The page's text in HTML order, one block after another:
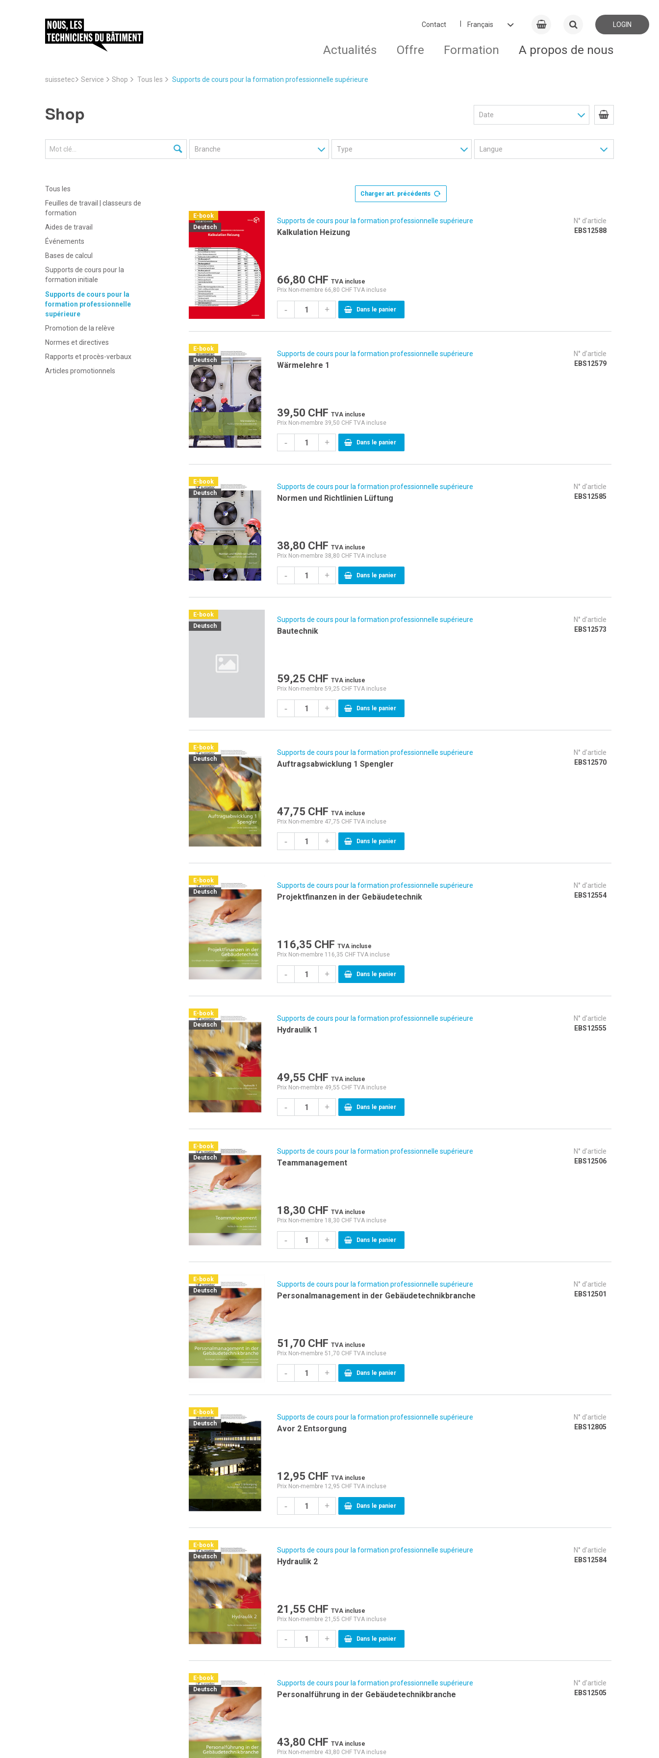
Contact LOGIN
Actualités Offre Formation A propos de nous
suissetec Service Shop Tous les Supports de cours pour la formation professionnelle supérieure
Shop
Tous les
Feuilles de travail | classeurs de
formation
Aides de travail
Événements
Bases de calcul
Supports de cours pour la
formation initiale
Supports de cours pour la
formation professionnelle
supérieure
Promotion de la relève
Normes et directives
Rapports et procès-verbaux
Articles promotionnels
Charger art. précédents
N° d’article
EBS12588
E-book
Deutsch
Supports de cours pour la formation professionnelle supérieure
Kalkulation Heizung
66,80 CHF TVA incluse
Prix Non-membre 66,80 CHF TVA incluse
- + Dans le panier
N° d’article
EBS12579
E-book
Deutsch
Supports de cours pour la formation professionnelle supérieure
Wärmelehre 1
39,50 CHF TVA incluse
Prix Non-membre 39,50 CHF TVA incluse
- + Dans le panier
N° d’article
EBS12585
E-book
Deutsch
Supports de cours pour la formation professionnelle supérieure
Normen und Richtlinien Lüftung
38,80 CHF TVA incluse
Prix Non-membre 38,80 CHF TVA incluse
- + Dans le panier
N° d’article
EBS12573
E-book
Deutsch
Supports de cours pour la formation professionnelle supérieure
Bautechnik
59,25 CHF TVA incluse
Prix Non-membre 59,25 CHF TVA incluse
- + Dans le panier
N° d’article
EBS12570
E-book
Deutsch
Supports de cours pour la formation professionnelle supérieure
Auftragsabwicklung 1 Spengler
47,75 CHF TVA incluse
Prix Non-membre 47,75 CHF TVA incluse
- + Dans le panier
N° d’article
EBS12554
E-book
Deutsch
Supports de cours pour la formation professionnelle supérieure
Projektfinanzen in der Gebäudetechnik
116,35 CHF TVA incluse
Prix Non-membre 116,35 CHF TVA incluse
- + Dans le panier
N° d’article
EBS12555
E-book
Deutsch
Supports de cours pour la formation professionnelle supérieure
Hydraulik 1
49,55 CHF TVA incluse
Prix Non-membre 49,55 CHF TVA incluse
- + Dans le panier
N° d’article
EBS12506
E-book
Deutsch
Supports de cours pour la formation professionnelle supérieure
Teammanagement
18,30 CHF TVA incluse
Prix Non-membre 18,30 CHF TVA incluse
- + Dans le panier
N° d’article
EBS12501
E-book
Deutsch
Supports de cours pour la formation professionnelle supérieure
Personalmanagement in der Gebäudetechnikbranche
51,70 CHF TVA incluse
Prix Non-membre 51,70 CHF TVA incluse
- + Dans le panier
N° d’article
EBS12805
E-book
Deutsch
Supports de cours pour la formation professionnelle supérieure
Avor 2 Entsorgung
12,95 CHF TVA incluse
Prix Non-membre 12,95 CHF TVA incluse
- + Dans le panier
N° d’article
EBS12584
E-book
Deutsch
Supports de cours pour la formation professionnelle supérieure
Hydraulik 2
21,55 CHF TVA incluse
Prix Non-membre 21,55 CHF TVA incluse
- + Dans le panier
N° d’article
EBS12505
E-book
Deutsch
Supports de cours pour la formation professionnelle supérieure
Personalführung in der Gebäudetechnikbranche
43,80 CHF TVA incluse
Prix Non-membre 43,80 CHF TVA incluse